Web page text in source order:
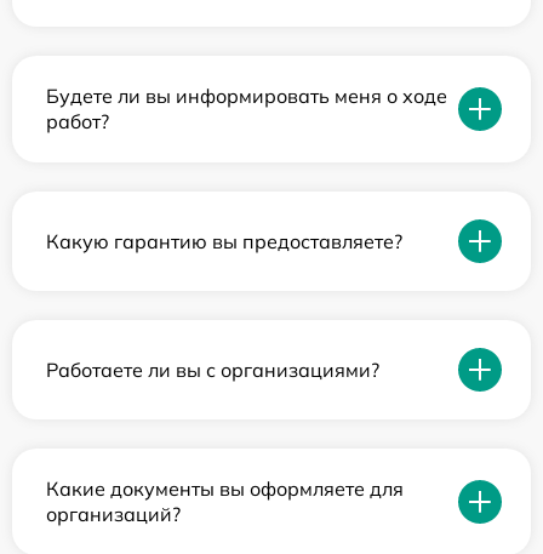
Будете ли вы информировать меня о ходе
работ?
Какую гарантию вы предоставляете?
Работаете ли вы с организациями?
Какие документы вы оформляете для
организаций?